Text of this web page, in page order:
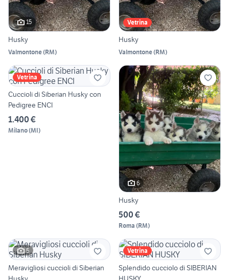
15
Husky
Valmontone(RM)
Vetrina
Husky
Valmontone(RM)
Vetrina
Cuccioli di Siberian Husky con
Pedigree ENCI
1.400 €
Milano(MI)
6
Husky
500 €
Roma (RM)
5
Meravigliosi cuccioli di Siberian
Vetrina
Splendido cucciolo di SIBERIAN